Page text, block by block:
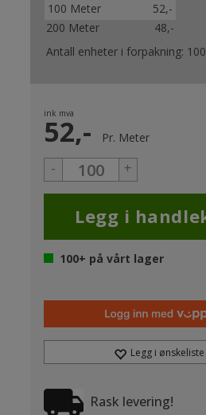
100 Meter
52,-
200 Meter
48,-
Antall enheter i forpakning: 100
ink mva
52,- Pr. Meter
- +
100+ på vårt lager
Legg i ønskeliste
Rask levering!